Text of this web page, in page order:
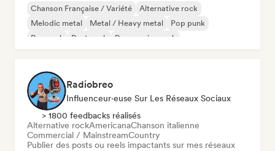
Chanson Française / Variété
Alternative rock
Melodic metal
Metal / Heavy metal
Pop punk
Pop rock
Post punk Progressive rock
Radiobreo
Influenceur·euse Sur Les Réseaux Sociaux
> 1800 feedbacks réalisés
Alternative rockAmericanaChanson italienne
Commercial / MainstreamCountry
Publier des posts ou reels impactants sur mes réseaux